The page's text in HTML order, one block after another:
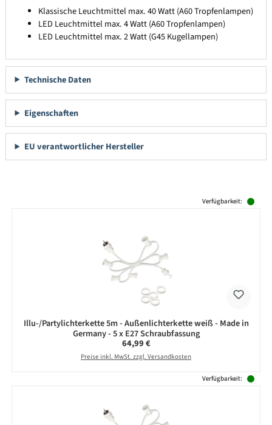
Klassische Leuchtmittel max. 40 Watt (A60 Tropfenlampen)
LED Leuchtmittel max. 4 Watt (A60 Tropfenlampen)
LED Leuchtmittel max. 2 Watt (G45 Kugellampen)
Technische Daten
Eigenschaften
EU verantwortlicher Hersteller
Verfügbarkeit:
Illu-/Partylichterkette 5m - Außenlichterkette weiß - Made in
Germany - 5 x E27 Schraubfassung
Regulärer Preis:
64,99 €
Preise inkl. MwSt. zzgl. Versandkosten
Verfügbarkeit: